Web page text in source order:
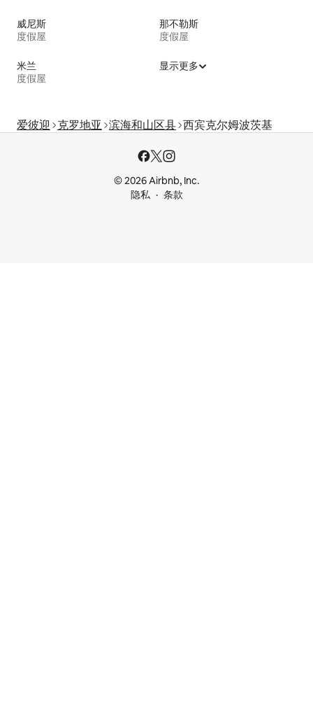
威尼斯
度假屋
那不勒斯
度假屋
米兰
度假屋
显示更多
爱彼迎 克罗地亚 滨海和山区县 西宾克尔姆波茨基
© 2026 Airbnb, Inc.
隐私
条款